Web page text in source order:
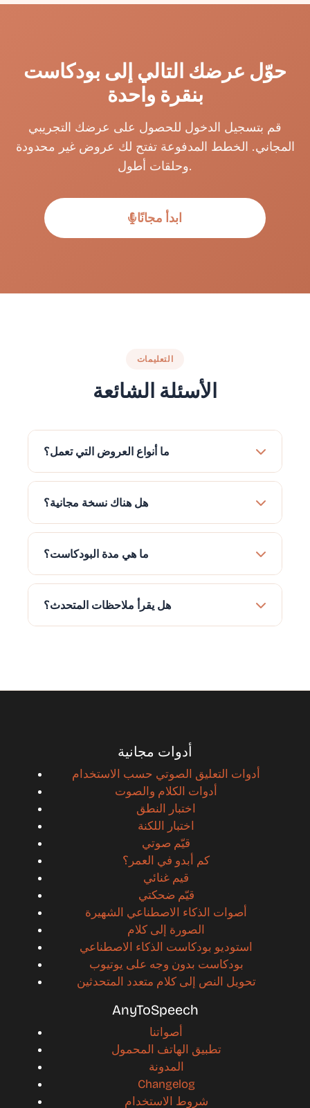
حوّل عرضك التالي إلى بودكاست
بنقرة واحدة
قم بتسجيل الدخول للحصول على عرضك التجريبي
المجاني. الخطط المدفوعة تفتح لك عروض غير محدودة
وحلقات أطول.
ابدأ مجانًا
التعليمات
الأسئلة الشائعة
ما أنواع العروض التي تعمل؟
هل هناك نسخة مجانية؟
ما هي مدة البودكاست؟
هل يقرأ ملاحظات المتحدث؟
أدوات مجانية
أدوات التعليق الصوتي حسب الاستخدام
أدوات الكلام والصوت
اختبار النطق
اختبار اللكنة
قيّم صوتي
كم أبدو في العمر؟
قيم غنائي
قيّم ضحكتي
أصوات الذكاء الاصطناعي الشهيرة
الصورة إلى كلام
استوديو بودكاست الذكاء الاصطناعي
بودكاست بدون وجه على يوتيوب
تحويل النص إلى كلام متعدد المتحدثين
AnyToSpeech
أصواتنا
تطبيق الهاتف المحمول
المدونة
Changelog
شروط الاستخدام